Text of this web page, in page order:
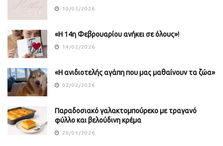
10/05/2026
«Η 14η Φεβρουαρίου ανήκει σε όλους»!
14/02/2026
«Η ανιδιοτελής αγάπη που μας μαθαίνουν τα ζώα»
02/02/2026
Παραδοσιακό γαλακτομπούρεκο με τραγανό
φύλλο και βελούδινη κρέμα
29/01/2026